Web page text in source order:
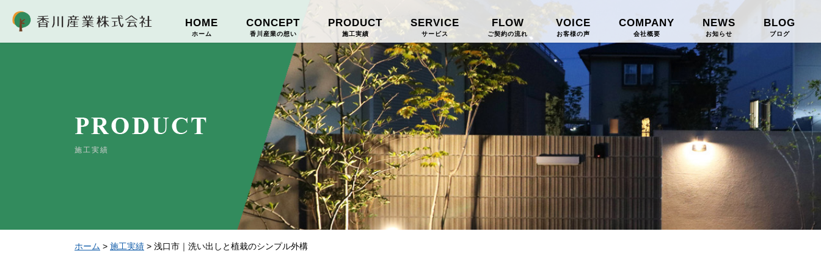
HOME
ホーム
CONCEPT
香川産業の想い
PRODUCT
施工実績
SERVICE
サービス
FLOW
ご契約の流れ
VOICE
お客様の声
COMPANY
会社概要
NEWS
お知らせ
BLOG
ブログ
施工実績
ホーム > 施工実績 > 浅口市｜洗い出しと植栽のシンプル外構